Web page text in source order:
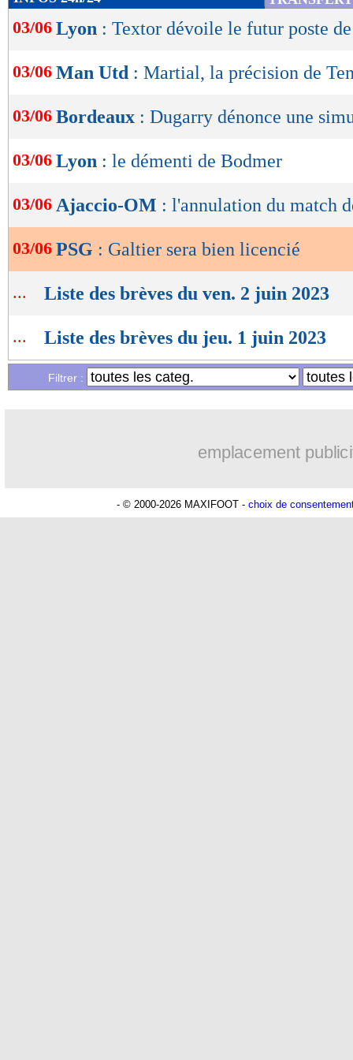
de
lecture
OK
03/06 Lyon : Textor dévoile le futur poste
03/06 Man Utd : Martial, la précision de
03/06 Bordeaux : Dugarry dénonce une
03/06 Lyon : le démenti de Bodmer
03/06 Ajaccio-OM : l'annulation du match
03/06 PSG : Galtier sera bien licencié
... Liste des brèves du ven. 2 juin 2023
... Liste des brèves du jeu. 1 juin 2023
Filtrer :
emplacement
- © 2000-2026 MAXIFOOT - choix de